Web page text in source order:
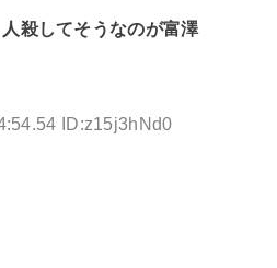
殺してそうなのが富澤
ID:z15j3hNd0